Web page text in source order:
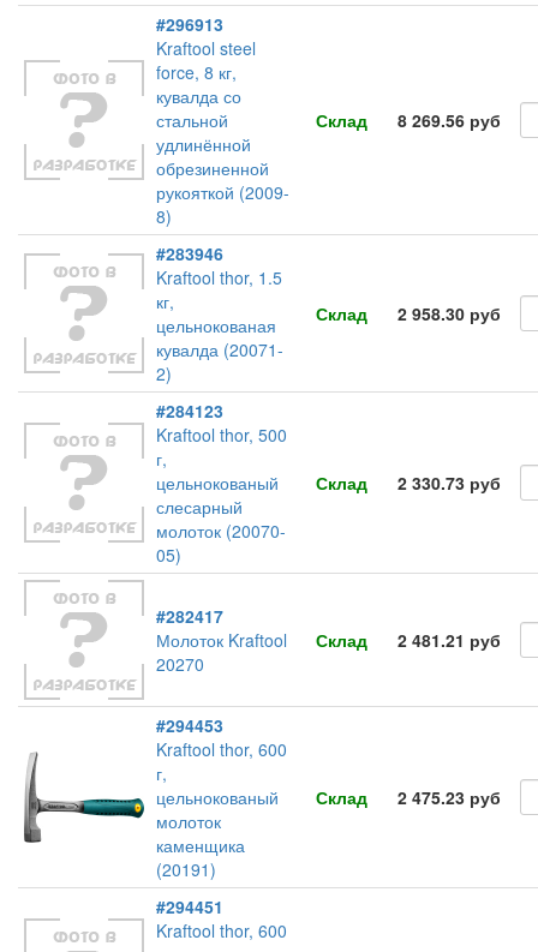
#296913
Kraftool steel
force, 8 кг,
кувалда со
стальной
удлинённой
обрезиненной
рукояткой (2009-
8)
Склад 8 269.56 руб
#283946
Kraftool thor, 1.5
кг,
цельнокованая
кувалда (20071-
2)
Склад 2 958.30 руб
#284123
Kraftool thor, 500
г,
цельнокованый
слесарный
молоток (20070-
05)
Склад 2 330.73 руб
#282417
Молоток Kraftool
20270
Склад 2 481.21 руб
#294453
Kraftool thor, 600
г,
цельнокованый
молоток
каменщика
(20191)
Склад 2 475.23 руб
#294451
Kraftool thor, 600